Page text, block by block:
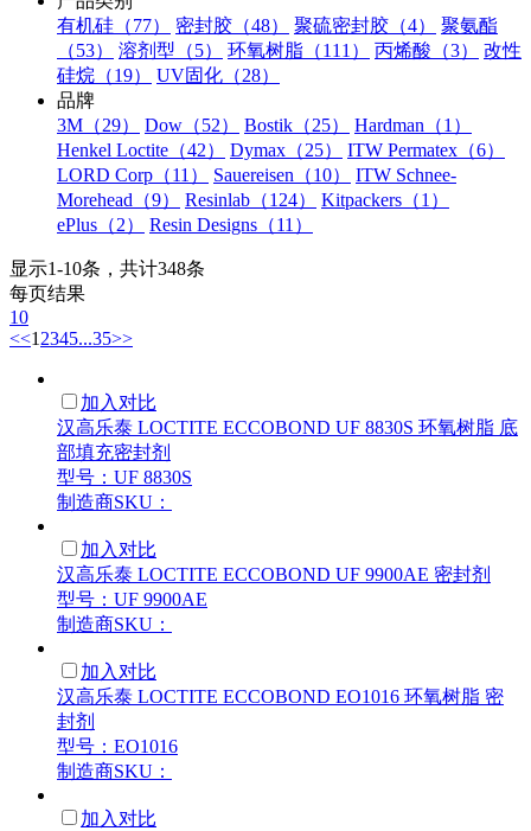
有机硅（77）
密封胶（48） 聚硫密封胶（4）
聚氨酯
（53）
溶剂型（5） 环氧树脂（111） 丙烯酸（3）
改性
硅烷（19）
UV固化（28）
品牌
3M（29）
Dow（52） Bostik（25）
Hardman（1）
Henkel Loctite（42）
Dymax（25）
ITW Permatex（6）
LORD Corp（11）
Sauereisen（10）
ITW Schnee-
Morehead（9）
Resinlab（124）
Kitpackers（1）
ePlus（2）
Resin Designs（11）
显示1-10条，共计348条
每页结果
10
<<1 2345...35>>
加入对比
汉高乐泰 LOCTITE ECCOBOND UF 8830S 环氧树脂 底
部填充密封剂
型号：UF 8830S
制造商SKU：
加入对比
汉高乐泰 LOCTITE ECCOBOND UF 9900AE 密封剂
型号：UF 9900AE
制造商SKU：
加入对比
汉高乐泰 LOCTITE ECCOBOND EO1016 环氧树脂 密
封剂
型号：EO1016
制造商SKU：
加入对比